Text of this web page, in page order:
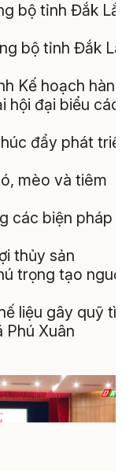
bộ tỉnh Đắk
bộ tỉnh Đắk
Kế hoạch
hội đại biểu các
đẩy phát
mèo và tiêm
các biện pháp
thủy sản
trọng tạo
liệu gây quỹ
Xuân